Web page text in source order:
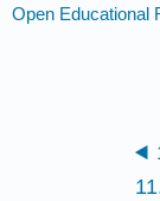
Open Educational